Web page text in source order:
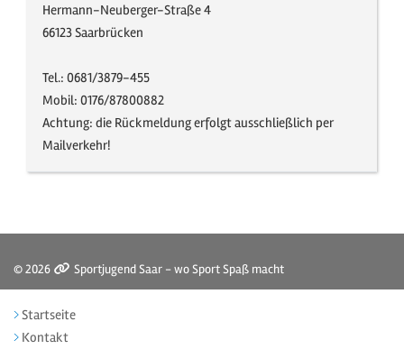
Hermann-Neuberger-Straße 4
66123 Saarbrücken
Tel.: 0681/3879-455
Mobil: 0176/87800882
Achtung: die Rückmeldung erfolgt ausschließlich per
Mailverkehr!
© 2026 Sportjugend Saar - wo Sport Spaß macht
Startseite
Kontakt